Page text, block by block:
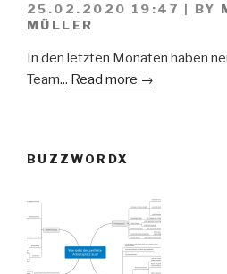
25.02.2020 19:47 | BY
MÜLLER
In den letzten Monaten haben
Team... Read more →
BUZZWORDX